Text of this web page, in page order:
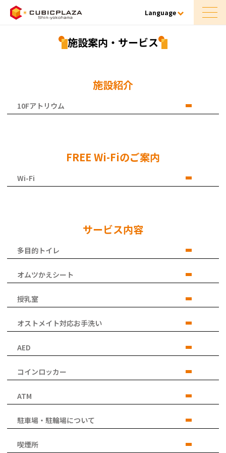
Language
施設案内・サービス
施設紹介
10Fアトリウム
FREE Wi-Fiのご案内
Wi-Fi
サービス内容
多目的トイレ
オムツかえシート
授乳室
オストメイト対応お手洗い
AED
コインロッカー
ATM
駐車場・駐輪場について
喫煙所